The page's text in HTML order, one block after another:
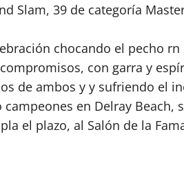
Slam, 39 de categoría
chocando el pecho
con garra y
de ambos y y sufriendo el
campeones en Delray
el plazo, al Salón de la